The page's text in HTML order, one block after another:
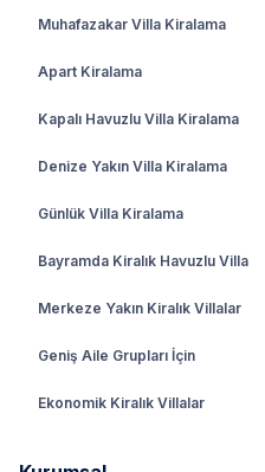
Muhafazakar Villa Kiralama
Apart Kiralama
Kapalı Havuzlu Villa Kiralama
Denize Yakın Villa Kiralama
Günlük Villa Kiralama
Bayramda Kiralık Havuzlu Villa
Merkeze Yakın Kiralık Villalar
Geniş Aile Grupları İçin
Ekonomik Kiralık Villalar